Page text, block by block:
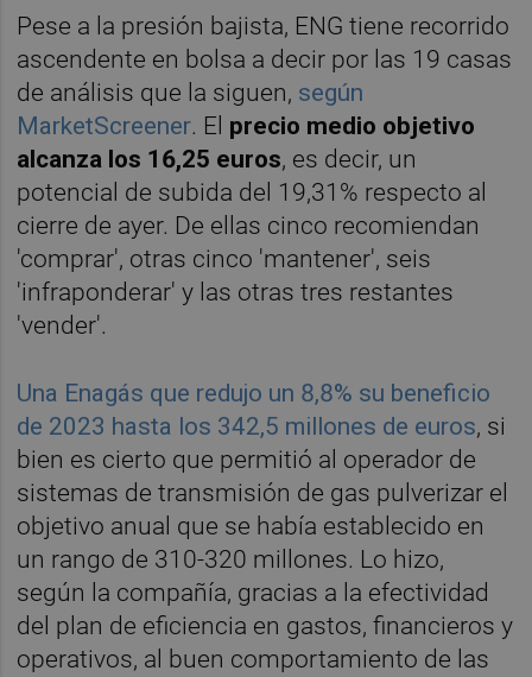
Pese a la presión bajista, ENG tiene recorrido
ascendente en bolsa a decir por las 19 casas
de análisis que la siguen, según
MarketScreener. El precio medio objetivo
alcanza los 16,25 euros, es decir, un
potencial de subida del 19,31% respecto al
cierre de ayer. De ellas cinco recomiendan
'comprar', otras cinco 'mantener', seis
'infraponderar' y las otras tres restantes
'vender'.
Una Enagás que redujo un 8,8% su beneficio
de 2023 hasta los 342,5 millones de euros, si
bien es cierto que permitió al operador de
sistemas de transmisión de gas pulverizar el
objetivo anual que se había establecido en
un rango de 310-320 millones. Lo hizo,
según la compañía, gracias a la efectividad
del plan de eficiencia en gastos, financieros y
operativos, al buen comportamiento de las